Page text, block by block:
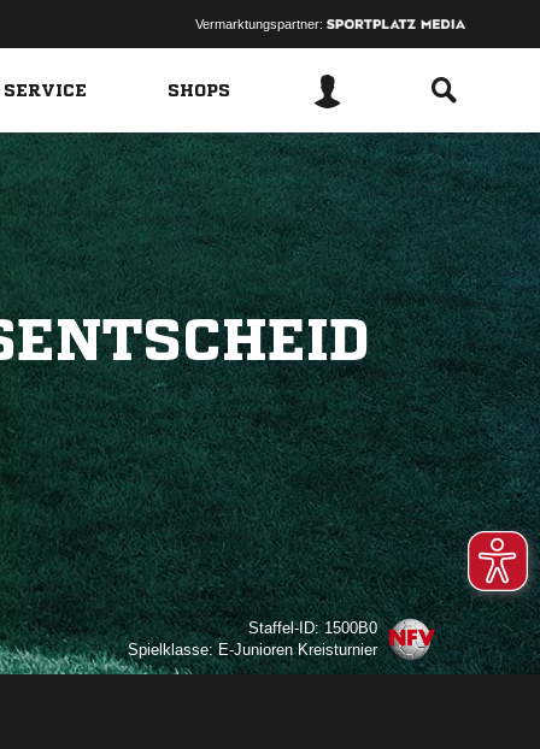
Vermarktungspartner:
SHOPS
Staffel-ID: 1500B0
Spielklasse: E-Junioren Kreisturnier